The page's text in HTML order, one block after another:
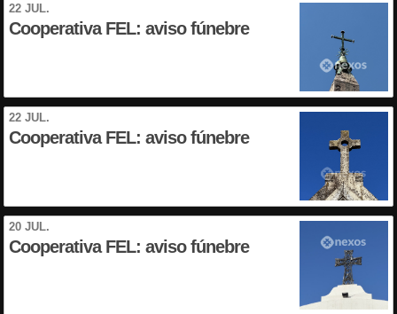
22 JUL.
Cooperativa FEL: aviso fúnebre
22 JUL.
Cooperativa FEL: aviso fúnebre
20 JUL.
Cooperativa FEL: aviso fúnebre